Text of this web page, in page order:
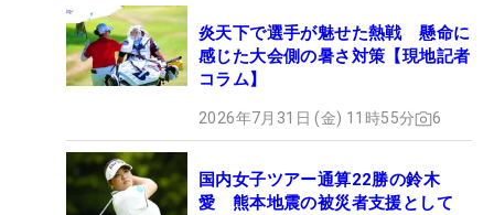
炎天下で選手が魅せた熱戦 懸命に
感じた大会側の暑さ対策【現地記者
コラム】
2026年7月31日 (金) 11時55分 6
国内女子ツアー通算22勝の鈴木
愛 熊本地震の被災者支援として